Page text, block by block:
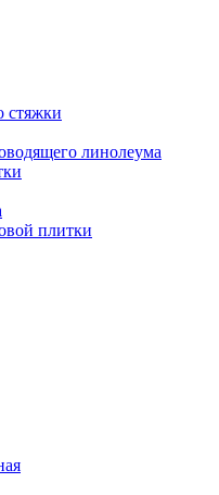
стяжки
линолеума
плитки